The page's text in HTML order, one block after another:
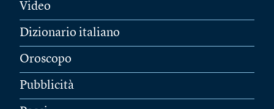
Video
Dizionario italiano
Oroscopo
Pubblicità